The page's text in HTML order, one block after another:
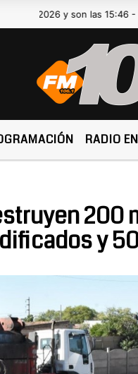
y son las 15:46 -
RADIO
200
y